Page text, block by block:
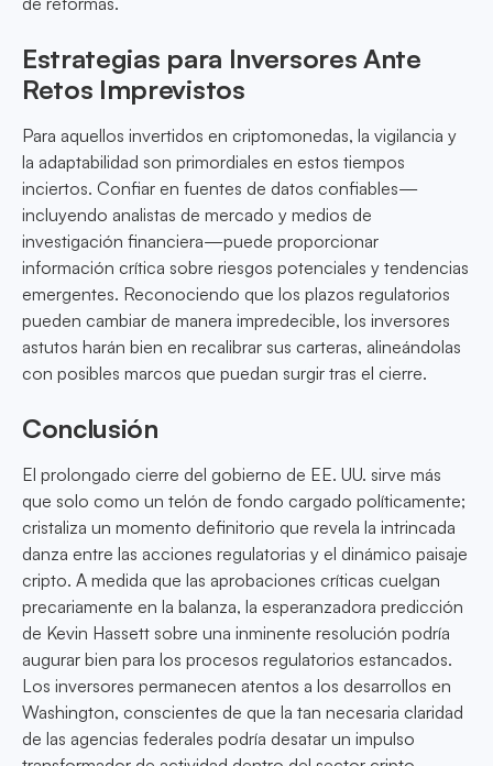
Estrategias para Inversores Ante
Retos Imprevistos
Para aquellos invertidos en criptomonedas, la vigilancia y
la adaptabilidad son primordiales en estos tiempos
inciertos. Confiar en fuentes de datos confiables—
incluyendo analistas de mercado y medios de
investigación financiera—puede proporcionar
información crítica sobre riesgos potenciales y tendencias
emergentes. Reconociendo que los plazos regulatorios
pueden cambiar de manera impredecible, los inversores
astutos harán bien en recalibrar sus carteras, alineándolas
con posibles marcos que puedan surgir tras el cierre.
Conclusión
El prolongado cierre del gobierno de EE. UU. sirve más
que solo como un telón de fondo cargado políticamente;
cristaliza un momento definitorio que revela la intrincada
danza entre las acciones regulatorias y el dinámico paisaje
cripto. A medida que las aprobaciones críticas cuelgan
precariamente en la balanza, la esperanzadora predicción
de Kevin Hassett sobre una inminente resolución podría
augurar bien para los procesos regulatorios estancados.
Los inversores permanecen atentos a los desarrollos en
Washington, conscientes de que la tan necesaria claridad
de las agencias federales podría desatar un impulso